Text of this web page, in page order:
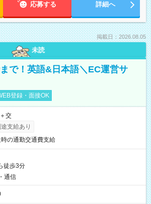
応募する 詳細へ
掲載日：2026.08.05
未読
で！英語&日本語＼EC運営サ
登録・面接OK
交
支給あり
の通勤交通費支給
徒歩3分
通信